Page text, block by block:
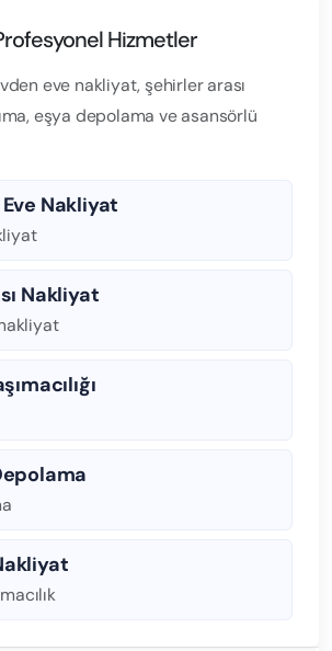
Hizmetler
eve nakliyat, şehirler arası
eşya depolama ve asansörlü
Nakliyat
Nakliyat